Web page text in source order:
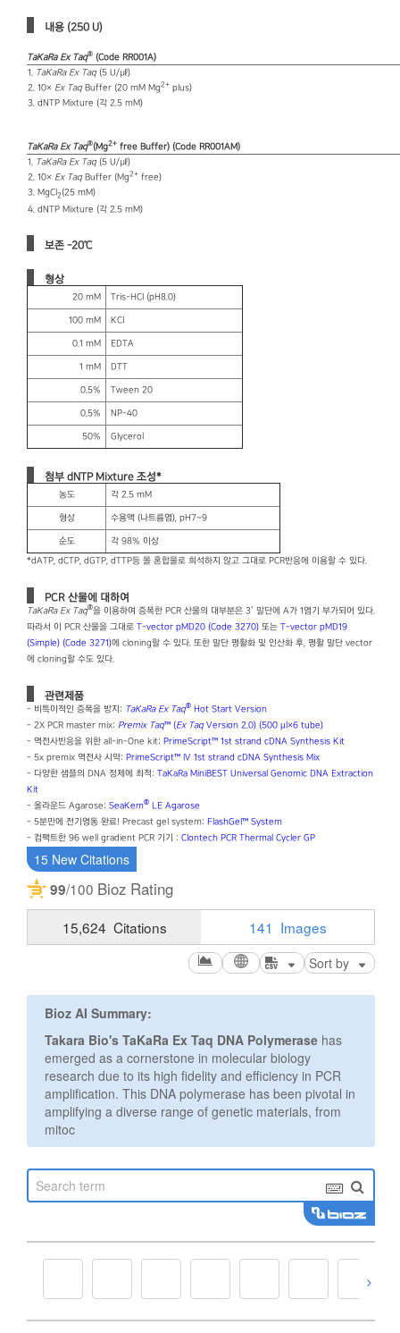
내용 (250 U)
TaKaRa Ex Taq® (Code RR001A)
1. TaKaRa Ex Taq(5 U/㎕)
2. 10× Ex TaqBuffer (20 mM Mg2+ plus)
3. dNTP Mixture (각 2.5 mM)
TaKaRa Ex Taq®(Mg2+ free Buffer) (Code RR001AM)
1. TaKaRa Ex Taq(5 U/㎕)
2. 10× Ex TaqBuffer (Mg2+ free)
3. MgCl 2(25 mM)
4. dNTP Mixture (각 2.5 mM)
보존 -20℃
형상
20 mM Tris-HCl (pH8.0)
100 mM KCl
0.1 mM EDTA
1 mM DTT
0.5% Tween 20
0.5% NP-40
50% Glycerol
첨부 dNTP Mixture 조성*
농도 각 2.5 mM
형상 수용액 (나트륨염), pH7~9
순도
각 98% 이상
*dATP, dCTP, dGTP, dTTP등 몰 혼합물로 희석하지 않고 그대로 PCR반응에 이용할 수 있다.
PCR 산물에 대하여
TaKaRa Ex Taq®을 이용하여 증폭한 PCR 산물의 대부분은 3’ 말단에 A가 1염기 부가되어 있다.
따라서 이 PCR 산물을 그대로 T-vector pMD20 (Code 3270) 또는 T-vector pMD19
(Simple) (Code 3271)에 cloning할 수 있다. 또한 말단 평활화 및 인산화 후, 평활 말단 vector
에 cloning할 수도 있다.
관련제품
- 비특이적인 증폭을 방지: TaKaRa Ex Taq® Hot Start Version
- 2X PCR master mix: Premix Taq™ (Ex TaqVersion 2.0) (500 μl×6 tube)
- 역전사반응을 위한 all-in-One kit: PrimeScript™ 1st strand cDNA Synthesis Kit
- 5x premix 역전사 시약: PrimeScript™ IV 1st strand cDNA Synthesis Mix
- 다양한 샘플의 DNA 정제에 최적: TaKaRa MiniBEST Universal Genomic DNA Extraction
Kit
- 올라운드 Agarose: SeaKem® LE Agarose
- 5분만에 전기영동 완료! Precast gel system: FlashGel™ System
- 컴팩트한 96 well gradient PCR 기기 : Clontech PCR Thermal Cycler GP